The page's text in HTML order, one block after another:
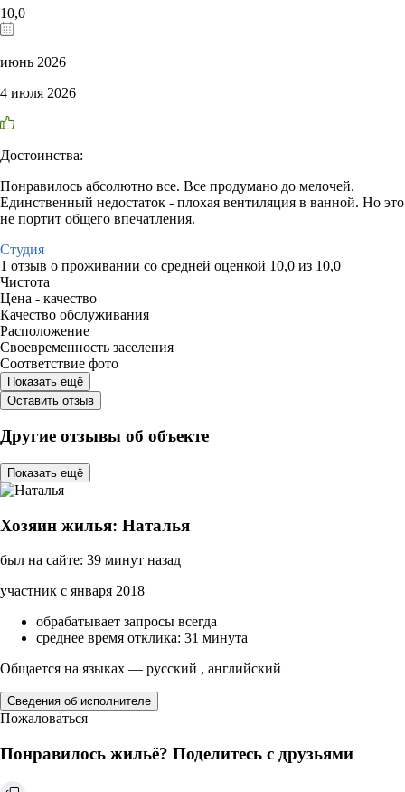
10,0
июнь 2026
4 июля 2026
Достоинства:
Понравилось абсолютно все. Все продумано до мелочей.
Единственный недостаток - плохая вентиляция в ванной. Но это
не портит общего впечатления.
Студия
1 отзыв о проживании со средней оценкой 10,0 из 10,0
Чистота
Цена - качество
Качество обслуживания
Расположение
Своевременность заселения
Соответствие фото
Показать ещё
Оставить отзыв
Другие отзывы об объекте
Показать ещё
Хозяин жилья: Наталья
был на сайте: 39 минут назад
участник с января 2018
обрабатывает запросы всегда
среднее время отклика: 31 минута
Общается на языках — русский , английский
Сведения об исполнителе
Пожаловаться
Понравилось жильё? Поделитесь с друзьями